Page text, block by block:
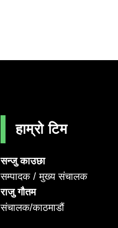
हाम्रो टिम
सन्जु काउछा
सम्पादक / मुख्य संचालक
राजु गौतम
संचालक/काठमाडौं